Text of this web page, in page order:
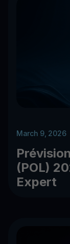
March 9, 2026
(POL)
Expert